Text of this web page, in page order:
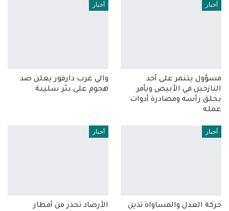
أخبار
مسؤول يتنمر على أحد
النازحين في الأبيض ويأمر
بحلق رأسه ومصادرة أدوات
عمله
أخبار
والي غرب دارفور يعلن صد
هجوم على بئر سليبة
أخبار
حركة العدل والمساواة تدين
أخبار
الأرصاد تحذر من أمطار